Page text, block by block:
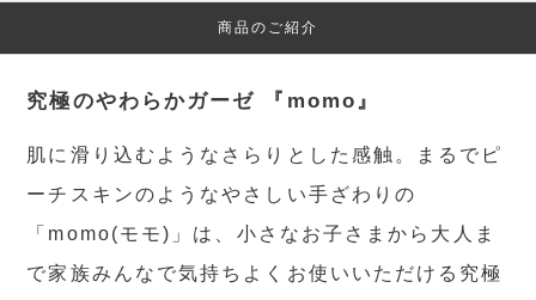
商品のご紹介
究極のやわらかガーゼ 『momo』
肌に滑り込むようなさらりとした感触。まるでピ
ーチスキンのようなやさしい手ざわりの
「momo(モモ)」は、小さなお子さまから大人ま
で家族みんなで気持ちよくお使いいただける究極